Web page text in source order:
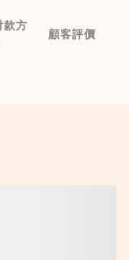
款方
顧客評價